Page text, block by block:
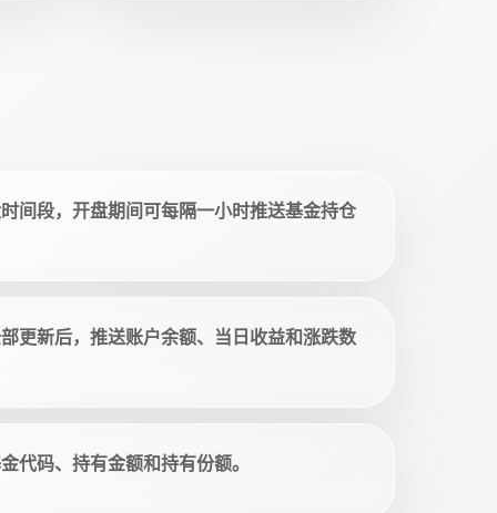
间段，开盘期间可每隔一小时推送基金持仓
更新后，推送账户余额、当日收益和涨跌数
代码、持有金额和持有份额。